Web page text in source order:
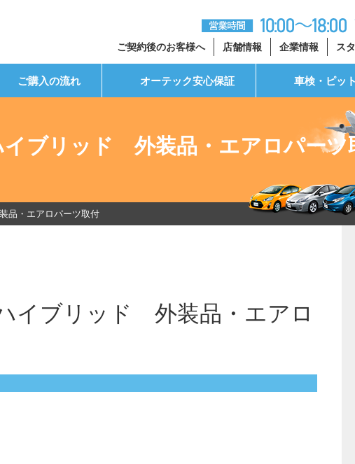
ご契約後のお客様へ 店舗情報 企業情報 ス
ご購入の流れ オーテック安心保証 車検・ピッ
ブリッド 外装品・エアロパーツ
品・エアロパーツ取付
イブリッド 外装品・エアロ